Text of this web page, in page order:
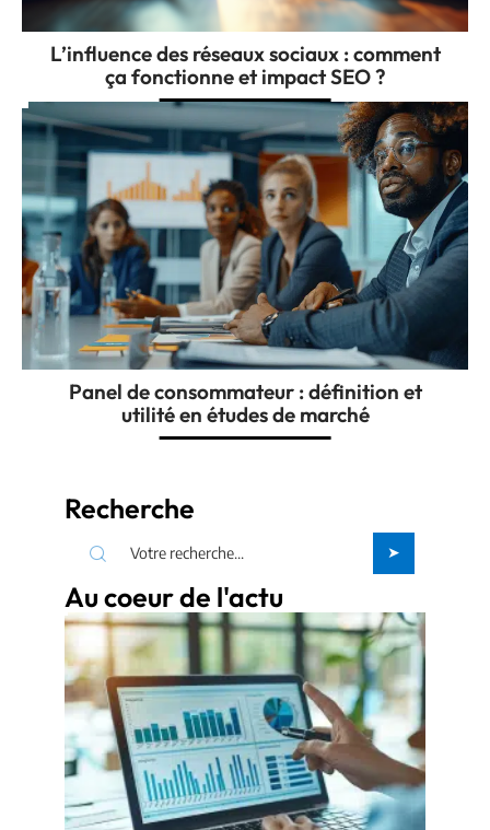
L’influence des réseaux sociaux : comment
ça fonctionne et impact SEO ?
Panel de consommateur : définition et
utilité en études de marché
Recherche
Au coeur de l'actu